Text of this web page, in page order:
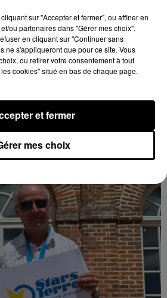
partiellement
sur "Accepter et fermer", ou affiner en
ou partenaires dans "Gérer mes choix".
en cliquant sur "Continuer sans
ne s'appliqueront que pour ce site. Vous
ou retirer votre consentement à tout
cookies" situé en bas de chaque page.
mes choix
et fermer